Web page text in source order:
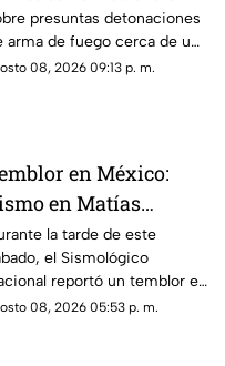
por
de fuego
presuntas detonaciones
arma de fuego cerca de una
de café. Circulan
08, 2026 09:13 p. m.
en México:
en Matías
Oaxaca, hoy 8
agosto de 2026
la tarde de este
el Sismológico
reportó un temblor en
hoy, con epicentro en
08, 2026 05:53 p. m.